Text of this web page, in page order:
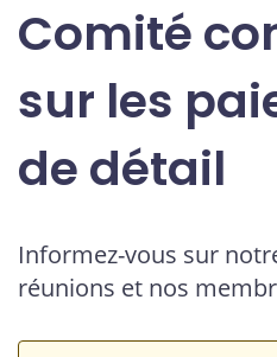
Comité
sur les
de détail
Informez-vous sur
réunions et nos